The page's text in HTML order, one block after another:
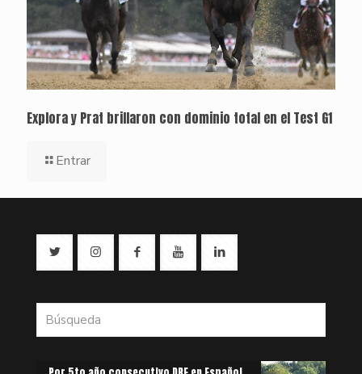
Explora y Prat brillaron con dominio total en el Test G1
Entrar